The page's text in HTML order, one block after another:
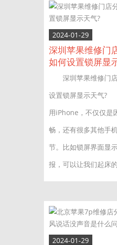
2024-01-29
深圳苹果维修门
如何设置锁屏显
深圳苹果维修门
设置锁屏显示天气?
用iPhone，不仅仅是
畅，还有很多其他手
节。比如锁屏界面显
报，可以让我们起床
2024-01-29